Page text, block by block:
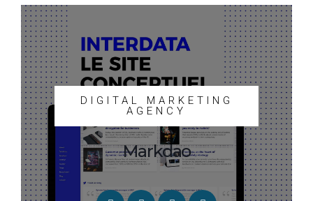
DIGITAL MARKETING
AGENCY
Markdao